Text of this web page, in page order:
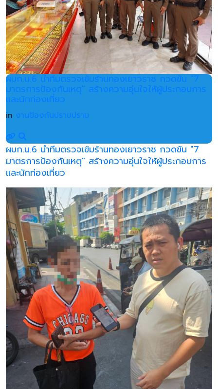
ผบก.น.6 นำทีมตรวจเข้มร้านทองเยาวราช กวดขัน "7
มาตรการป้องกันเหตุ" สร้างความอุ่นใจให้ผู้ประกอบการ
และนักท่องเที่ยว
in งานป้องกันปราบปราม
ผบก.น.6 นำทีมตรวจเข้มร้านทองเยาวราช กวดขัน "7
มาตรการป้องกันเหตุ" สร้างความอุ่นใจให้ผู้ประกอบการ
และนักท่องเที่ยว